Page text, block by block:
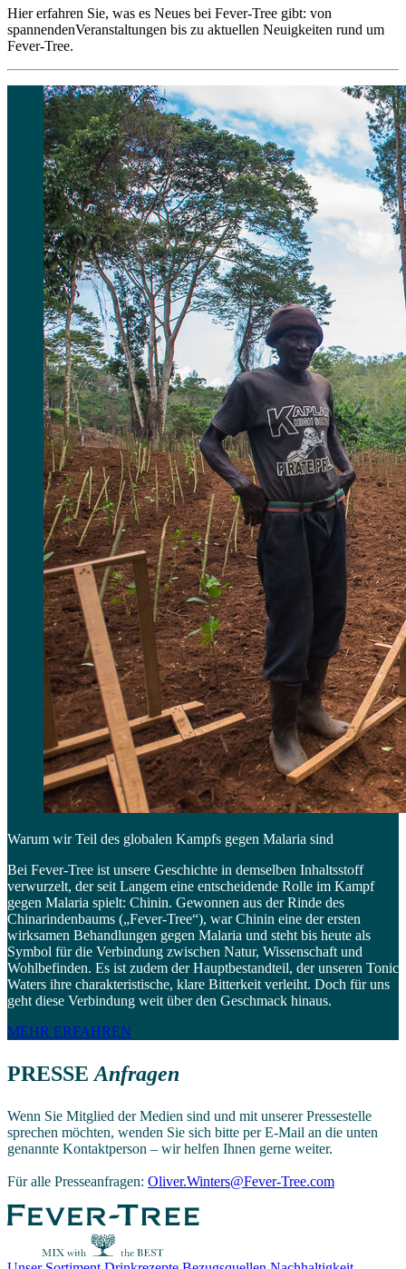
Hier erfahren Sie, was es Neues bei Fever-Tree gibt: von
spannendenVeranstaltungen bis zu aktuellen Neuigkeiten rund um
Fever-Tree.
Warum wir Teil des globalen Kampfs gegen Malaria sind
Bei Fever-Tree ist unsere Geschichte in demselben Inhaltsstoff
verwurzelt, der seit Langem eine entscheidende Rolle im Kampf
gegen Malaria spielt: Chinin. Gewonnen aus der Rinde des
Chinarindenbaums („Fever-Tree“), war Chinin eine der ersten
wirksamen Behandlungen gegen Malaria und steht bis heute als
Symbol für die Verbindung zwischen Natur, Wissenschaft und
Wohlbefinden. Es ist zudem der Hauptbestandteil, der unseren Tonic
Waters ihre charakteristische, klare Bitterkeit verleiht. Doch für uns
geht diese Verbindung weit über den Geschmack hinaus.
MEHR ERFAHREN
PRESSE Anfragen
Wenn Sie Mitglied der Medien sind und mit unserer Pressestelle
sprechen möchten, wenden Sie sich bitte per E-Mail an die unten
genannte Kontaktperson – wir helfen Ihnen gerne weiter.
Für alle Presseanfragen: Oliver.Winters@Fever-Tree.com